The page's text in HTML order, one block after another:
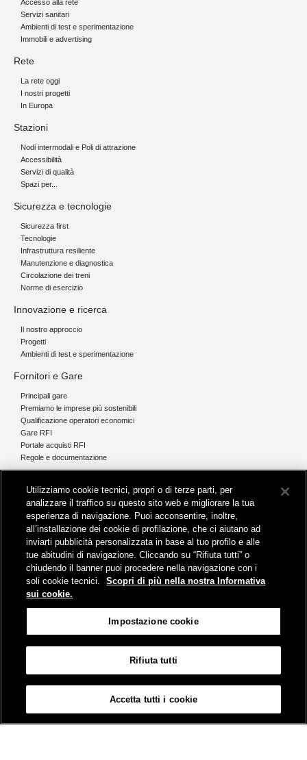
Accesso alla rete
Servizi sanitari
Ambienti di test e sperimentazione
Immobili e advertising
Rete
La rete oggi
I nostri progetti
In Europa
Stazioni
Nodi intermodali e Poli di attrazione
Accessibilità
Servizi di qualità
Spazi per...
Sicurezza e tecnologie
Sicurezza first
Tecnologie
Infrastruttura resiliente
Manutenzione e diagnostica
Circolazione dei treni
Norme di esercizio
Innovazione e ricerca
Il nostro approccio
Progetti
Ambienti di test e sperimentazione
Fornitori e Gare
Principali gare
Premiamo le imprese più sostenibili
Qualificazione operatori economici
Gare RFI
Portale acquisti RFI
Regole e documentazione
Comunicati stampa e news
Novità on line
Infomobilità
Feed - RSS
Protezione dati
Informativa sui Cookies Partita Iva 01008081000
Utilizziamo cookie tecnici, propri o di terze parti, per
analizzare il traffico su questo sito web e migliorare la tua
esperienza di navigazione. Puoi acconsentire, inoltre,
all’installazione dei cookie di profilazione, che ci aiutano ad
inviarti pubblicità personalizzata in base al tuo profilo e alle
tue abitudini di navigazione. Cliccando su “Rifiuta tutti” o
chiudendo il banner puoi procedere nella navigazione con i
soli cookie tecnici.
Scopri di più nella nostra Informativa
sui cookie.
Impostazione cookie
Rifiuta tutti
Accetta tutti i cookie